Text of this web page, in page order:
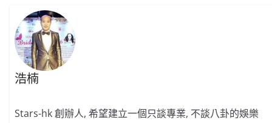
浩楠
Stars-hk 創辦人, 希望建立一個只談專業, 不談八卦的娛樂